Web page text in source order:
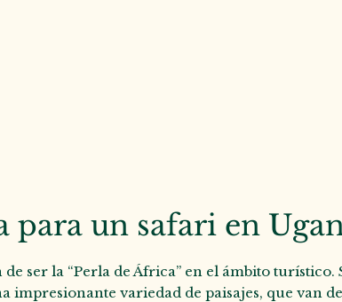
para un safari en
ser la “Perla de África” en el ámbito
variedad de paisajes, que van